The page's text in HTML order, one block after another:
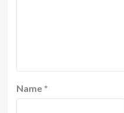
Name *